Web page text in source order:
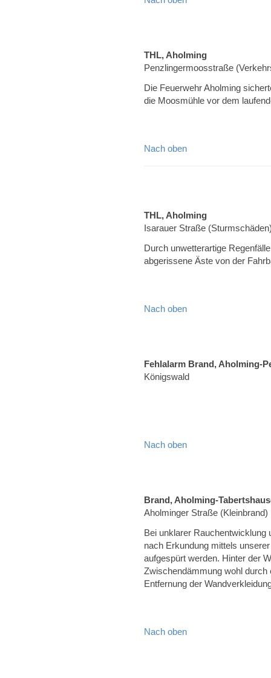
THL, Aholming
Penzlingermoosstraße
Die Feuerwehr Aholming
die Moosmühle vor dem
Nach oben
THL, Aholming
Isarauer Straße
Durch unwetterartige
abgerissene Äste von der
Nach oben
Fehlalarm Brand, Aholming-
Königswald
Nach oben
Brand, Aholming-
Aholminger Straße (Kleinbrand)
Bei unklarer
nach Erkundung mittels
aufgespürt werden. Hinter der
Zwischendämmung wohl durch
Entfernung der
Nach oben